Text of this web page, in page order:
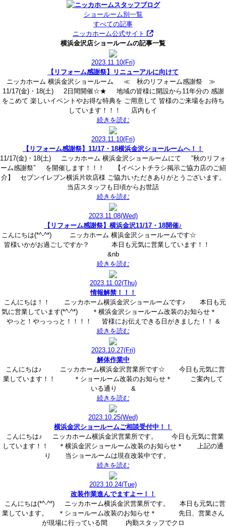
ショールーム別一覧
すべての記事
ニッカホーム公式サイト
横浜金沢店ショールームの記事一覧
2023.11.10(Fri)
【リフォーム感謝祭】リニューアルに向けて
ニッカホーム 横浜金沢ショールーム ≪ 秋のリフォーム感謝祭 ≫
11/17(金)・18(土) 2日間開催☆★ 地域の皆様に開設から11年分の 感謝
をこめて 楽しいイベントやお得な特典を ご用意して 皆様のご来場をお待ち
しています！！！ 店内もイ
続きを読む
2023.11.10(Fri)
【リフォーム感謝祭】11/17・18横浜金沢ショールームへ！！
11/17(金)・18(土) ニッカホーム 横浜金沢ショールームにて “秋のリフォ
ーム感謝祭” を開催します！！！ 【イベントチラシ掲示ご協力店のご紹
介】 セブンイレブン横浜片吹店様 ご協力いただきありがとうございます。
当店スタッフも日頃からお世話
続きを読む
2023.11.08(Wed)
【リフォーム感謝祭】横浜金沢11/17・18開催♪
こんにちは(*^-^*) ニッカホーム 横浜金沢ショールームです☆
皆様いかがお過ごしですか？ 本日も元気に営業しています！！
&nb
続きを読む
2023.11.02(Thu)
情報解禁！！！
こんにちは！！ ニッカホーム横浜金沢ショールームです♪ 本日も元
気に営業しています(*^-^*) ＊横浜金沢ショールーム改装のお知らせ＊
やっと！やっっっと！！！！ 皆様にお伝えできる日がきました！！ &
続きを読む
2023.10.27(Fri)
解体作業中
こんにちは♪ ニッカホーム横浜金沢営業所です☆ 今日も元気に営
業しています！！ ＊ショールーム改装のお知らせ＊ ご案内して
いる通り &
続きを読む
2023.10.25(Wed)
横浜金沢ショールームご相談受付中！！
こんにちは♪ ニッカホーム横浜金沢営業所です。 今日も元気に営業
しています！！ ＊横浜金沢ショールーム改装のお知らせ＊ 上記の通
り 当ショールームは現在改装中です。
続きを読む
2023.10.24(Tue)
改装作業進んでますよー！！
こんにちは(*^-^*) ニッカホーム横浜金沢営業所です。 本日も元気に営
業しています。 ＊ショールーム改装のお知らせ＊ 先日、営業さん
が現場に行っている間 内勤スタッフでクロ